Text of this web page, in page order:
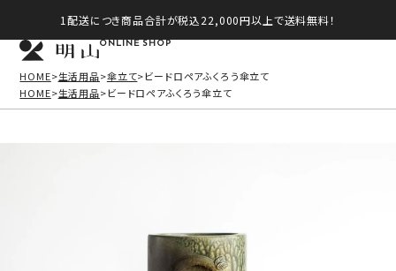
1配送につき商品合計が税込22,000円以上で送料無料！
ONLINE SHOP
HOME 生活用品 傘立て ビードロペアふくろう傘立て
HOME
生活用品 ビードロペアふくろう傘立て